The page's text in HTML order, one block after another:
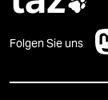
Folgen Sie uns